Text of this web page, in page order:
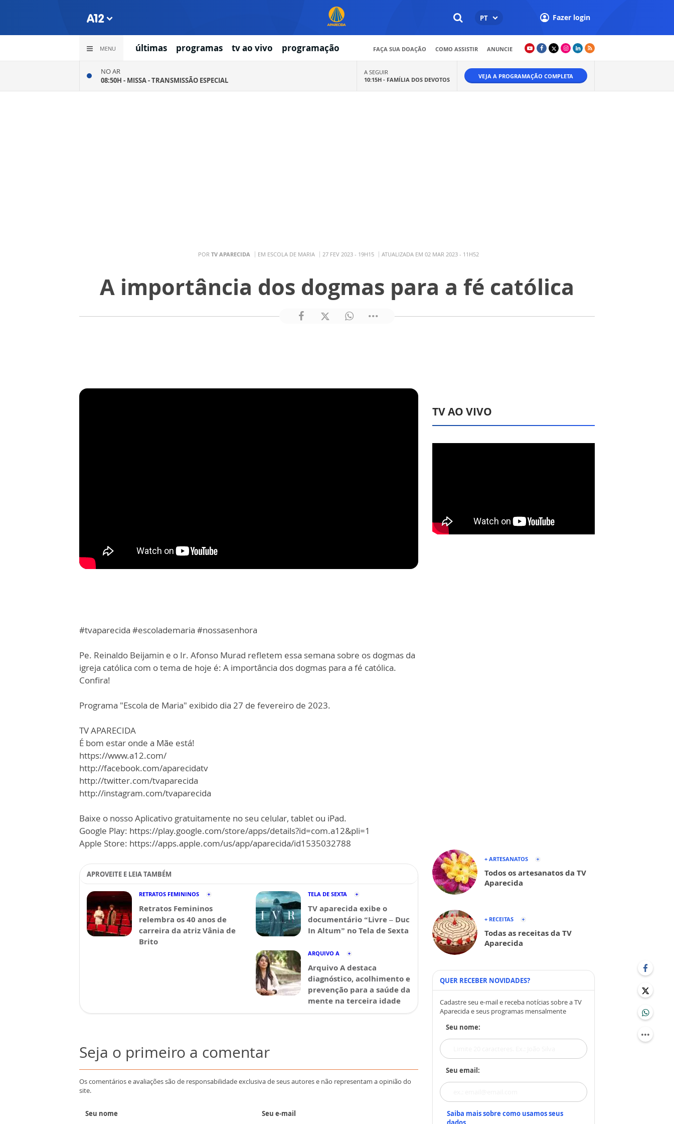
PT Fazer login
MENU últimas programas tv ao vivo programação FAÇA SUA DOAÇÃO COMO ASSISTIR ANUNCIE
NO AR
08:50H - MISSA - TRANSMISSÃO ESPECIAL
A SEGUIR
10:15H - FAMÍLIA DOS DEVOTOS VEJA A PROGRAMAÇÃO COMPLETA
POR TV APARECIDA EM ESCOLA DE MARIA 27 FEV 2023 - 19H15 ATUALIZADA EM 02 MAR 2023 - 11H52
A importância dos dogmas para a fé católica
#tvaparecida #escolademaria #nossasenhora
Pe. Reinaldo Beijamin e o Ir. Afonso Murad refletem essa semana sobre os dogmas da
igreja católica com o tema de hoje é: A importância dos dogmas para a fé católica.
Confira!
Programa "Escola de Maria" exibido dia 27 de fevereiro de 2023.
TV APARECIDA
É bom estar onde a Mãe está!
https://www.a12.com/
http://facebook.com/aparecidatv
http://twitter.com/tvaparecida
http://instagram.com/tvaparecida
Baixe o nosso Aplicativo gratuitamente no seu celular, tablet ou iPad.
Google Play: https://play.google.com/store/apps/details?id=com.a12&pli=1
Apple Store: https://apps.apple.com/us/app/aparecida/id1535032788
APROVEITE E LEIA TAMBÉM
RETRATOS FEMININOS
Retratos Femininos
relembra os 40 anos de
carreira da atriz Vânia de
Brito
TELA DE SEXTA
TV aparecida exibe o
documentário “Livre – Duc
In Altum” no Tela de Sexta
ARQUIVO A
Arquivo A destaca
diagnóstico, acolhimento e
prevenção para a saúde da
mente na terceira idade
Seja o primeiro a comentar
Os comentários e avaliações são de responsabilidade exclusiva de seus autores e não representam a opinião do
site.
Seu nome Seu e-mail
TV AO VIVO
+ ARTESANATOS
Todos os artesanatos da TV
Aparecida
+ RECEITAS
Todas as receitas da TV
Aparecida
QUER RECEBER NOVIDADES?
Cadastre seu e-mail e receba notícias sobre a TV
Aparecida e seus programas mensalmente
Seu nome:
Seu email:
Saiba mais sobre como usamos seus